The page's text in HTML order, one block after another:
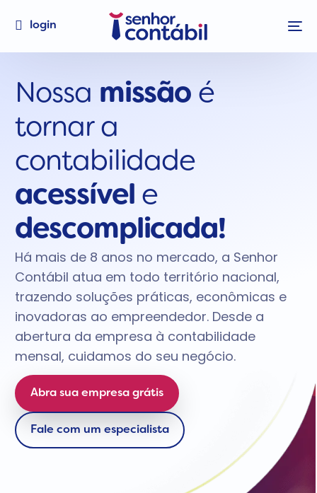
login
Nossa missão é
tornar a
contabilidade
acessível e
descomplicada!
Há mais de 8 anos no mercado, a Senhor
Contábil atua em todo território nacional,
trazendo soluções práticas, econômicas e
inovadoras ao empreendedor. Desde a
abertura da empresa à contabilidade
mensal, cuidamos do seu negócio.
Abra sua empresa grátis
Fale com um especialista